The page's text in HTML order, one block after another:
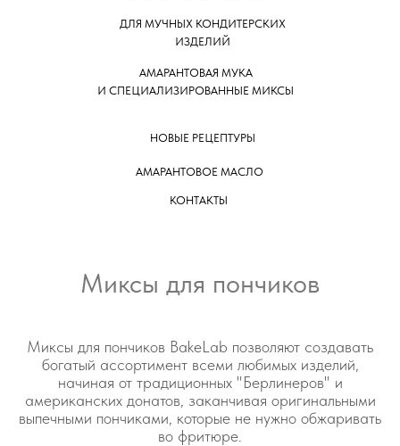
ДЛЯ МУЧНЫХ КОНДИТЕРСКИХ
ИЗДЕЛИЙ
АМАРАНТОВАЯ МУКА
И СПЕЦИАЛИЗИРОВАННЫЕ МИКСЫ
АМАРАНТОВОЕ МАСЛО
НОВЫЕ РЕЦЕПТУРЫ
КОНТАКТЫ
Миксы для пончиков
Миксы для пончиков BakeLab позволяют создавать
богатый ассортимент всеми любимых изделий,
начиная от традиционных "Берлинеров" и
американских донатов, заканчивая оригинальными
выпечными пончиками, которые не нужно обжаривать
во фритюре.